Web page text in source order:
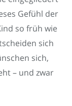
Gefühl der
so früh wie
sich
sich,
– und zwar